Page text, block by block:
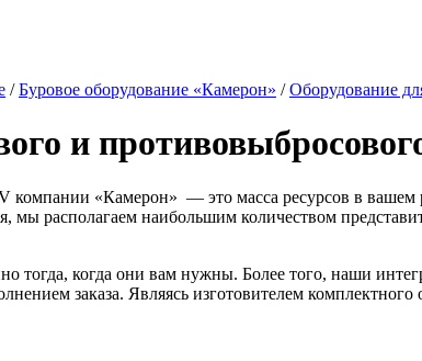
/Буровое оборудование «Камерон» /Оборудование
и
«Камерон» — это масса ресурсов в
мы располагаем наибольшим количеством
тогда, когда они вам нужны. Более того, наши
заказа. Являясь изготовителем